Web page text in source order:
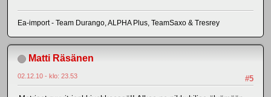
Ea-import - Team Durango, ALPHA Plus, TeamSaxo & Tresrey
Matti Räsänen
#5
02.12.10 - klo: 23.53